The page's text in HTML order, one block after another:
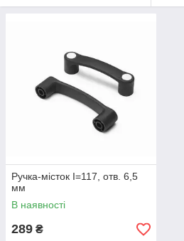
Ручка-місток I=117, отв. 6,5
мм
В наявності
289 ₴